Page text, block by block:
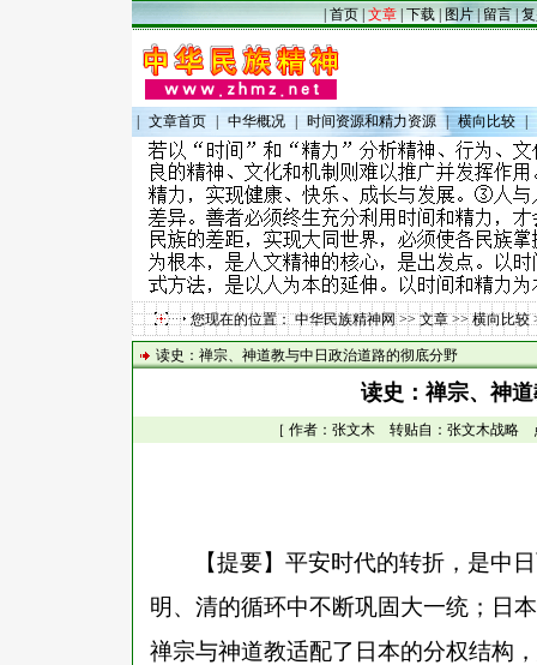
|首页|文章|下载| 图片|留言|
文章首页 中华概况 时间资源和精力资源 | 横向比较
您现在的位置：中华民族精神网>>文章>>横向比较
读史：禅宗、神道教与中日政治道路的彻底分野
读史：禅宗、神
［ 作者：张文木 转贴自：张文木战略
【提要】平安时代的转折，是中
明、清的循环中不断巩固大一统；日
禅宗与神道教适配了日本的分权结构